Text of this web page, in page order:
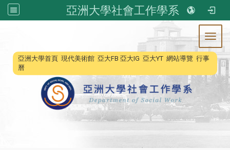
亞洲大學社會工作學系
::: 亞洲大學首頁 現代美術館 亞大FB 亞大IG 亞大YT 網站導覽 行事
曆